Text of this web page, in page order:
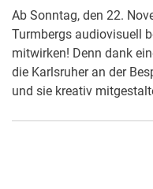
Ab Sonntag, den 22.
Turmbergs audiovisuell
mitwirken! Denn dank
die Karlsruher an der
und sie kreativ